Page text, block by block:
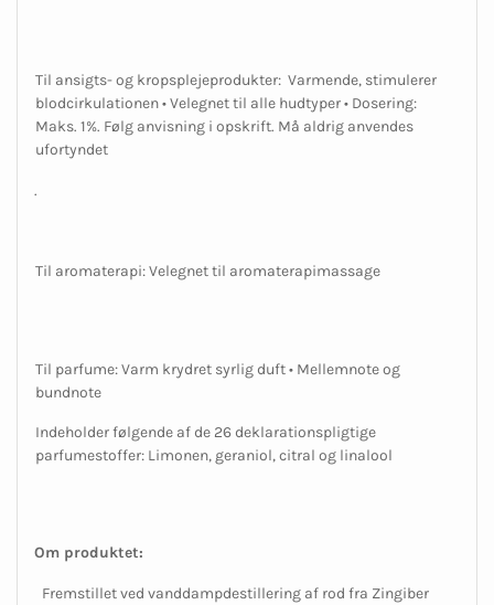
Til ansigts- og kropsplejeprodukter: Varmende, stimulerer
blodcirkulationen • Velegnet til alle hudtyper • Dosering:
Maks. 1%. Følg anvisning i opskrift. Må aldrig anvendes
ufortyndet
.
Til aromaterapi: Velegnet til aromaterapimassage
Til parfume: Varm krydret syrlig duft • Mellemnote og
bundnote
Indeholder følgende af de 26 deklarationspligtige
parfumestoffer: Limonen, geraniol, citral og linalool
Om produktet:
Fremstillet ved vanddampdestillering af rod fra Zingiber